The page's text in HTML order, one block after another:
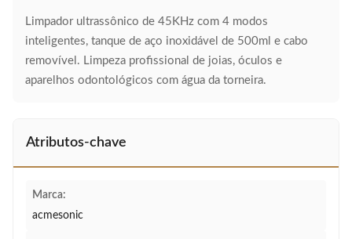
Limpador ultrassônico de 45KHz com 4 modos
inteligentes, tanque de aço inoxidável de 500ml e cabo
removível. Limpeza profissional de joias, óculos e
aparelhos odontológicos com água da torneira.
Atributos-chave
Marca:
acmesonic